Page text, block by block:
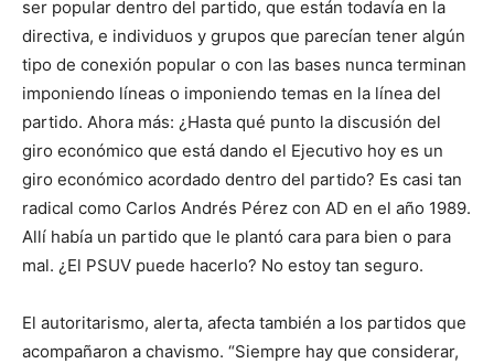
ser popular dentro del partido, que están todavía en la
directiva, e individuos y grupos que parecían tener algún
tipo de conexión popular o con las bases nunca terminan
imponiendo líneas o imponiendo temas en la línea del
partido. Ahora más: ¿Hasta qué punto la discusión del
giro económico que está dando el Ejecutivo hoy es un
giro económico acordado dentro del partido? Es casi tan
radical como Carlos Andrés Pérez con AD en el año 1989.
Allí había un partido que le plantó cara para bien o para
mal. ¿El PSUV puede hacerlo? No estoy tan seguro.
El autoritarismo, alerta, afecta también a los partidos que
acompañaron a chavismo. “Siempre hay que considerar,